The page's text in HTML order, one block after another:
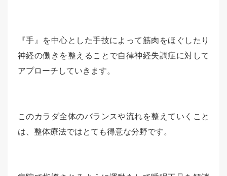
『手』を中心とした手技によって筋肉をほぐしたり
神経の働きを整えることで自律神経失調症に対して
アプローチしていきます。
このカラダ全体のバランスや流れを整えていくこと
は、整体療法ではとても得意な分野です。